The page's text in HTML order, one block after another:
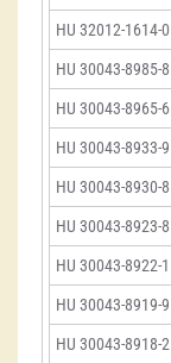
HU 32012-1614-0
HU 30043-8985-8
HU 30043-8965-6
HU 30043-8933-9
HU 30043-8930-8
HU 30043-8923-8
HU 30043-8922-1
HU 30043-8919-9
HU 30043-8918-2